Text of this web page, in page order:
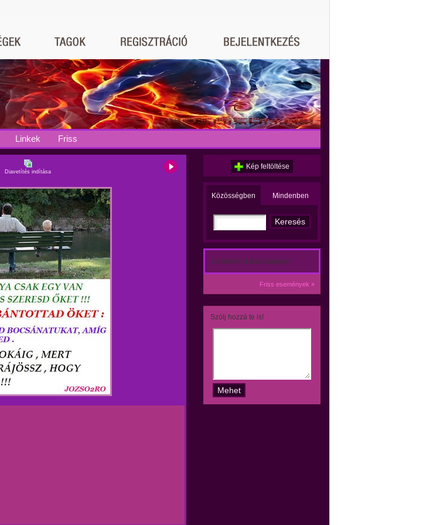
Linkek Friss
Diavetítés indítása
Kép feltöltése
Közösségben Mindenben
Ez történt a közösségben:
Friss események »
Szólj hozzá te is!